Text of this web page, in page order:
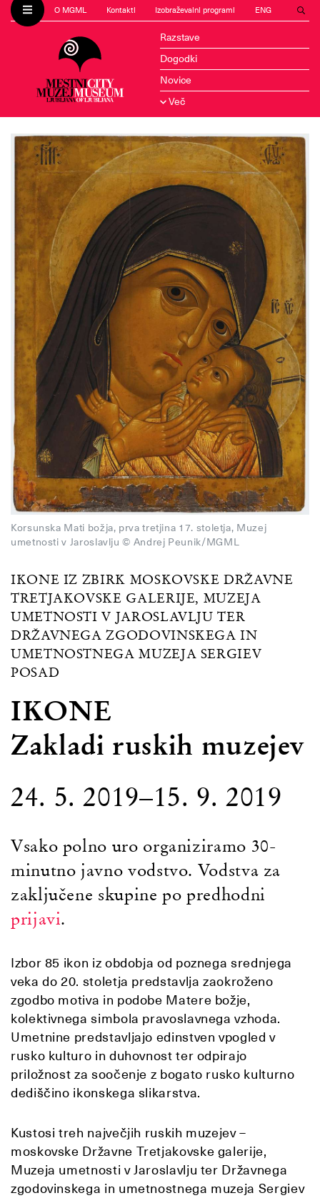
O MGML Kontakti Izobraževalni programi ENG
Razstave
Dogodki
Novice
Več
Korsunska Mati božja, prva tretjina 17. stoletja, Muzej
umetnosti v Jaroslavlju © Andrej Peunik/MGML
IKONE IZ ZBIRK MOSKOVSKE DRŽAVNE
TRETJAKOVSKE GALERIJE, MUZEJA
UMETNOSTI V JAROSLAVLJU TER
DRŽAVNEGA ZGODOVINSKEGA IN
UMETNOSTNEGA MUZEJA SERGIEV
POSAD
IKONE
Zakladi ruskih muzejev
24. 5. 2019–15. 9. 2019
Vsako polno uro organiziramo 30-
minutno javno vodstvo. Vodstva za
zaključene skupine po predhodni
prijavi.
Izbor 85 ikon iz obdobja od poznega srednjega
veka do 20. stoletja predstavlja zaokroženo
zgodbo motiva in podobe Matere božje,
kolektivnega simbola pravoslavnega vzhoda.
Umetnine predstavljajo edinstven vpogled v
rusko kulturo in duhovnost ter odpirajo
priložnost za soočenje z bogato rusko kulturno
dediščino ikonskega slikarstva.
Kustosi treh največjih ruskih muzejev –
moskovske Državne Tretjakovske galerije,
Muzeja umetnosti v Jaroslavlju ter Državnega
zgodovinskega in umetnostnega muzeja Sergiev